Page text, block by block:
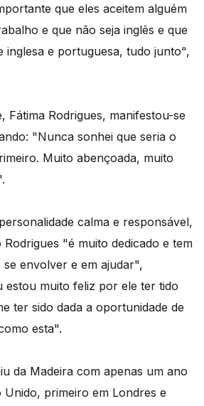
que eles aceitem alguém
e que não seja inglês e que
inglesa e portuguesa, tudo junto",
Fátima Rodrigues, manifestou-se
"Nunca sonhei que seria o
Muito abençoada, muito
calma e responsável,
"é muito dedicado e tem
envolver e em ajudar",
estou muito feliz por ele ter tido
ter sido dada a oportunidade de
esta".
da Madeira com apenas um ano
primeiro em Londres e